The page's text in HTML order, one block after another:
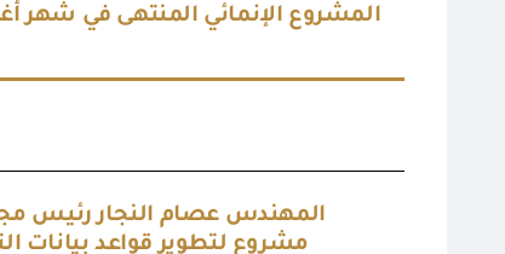
المهندس عصام النجار رئيس
مشروع لتطوير قواعد بيانات